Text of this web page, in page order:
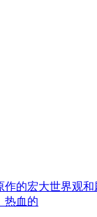
的宏大世界观
热血的